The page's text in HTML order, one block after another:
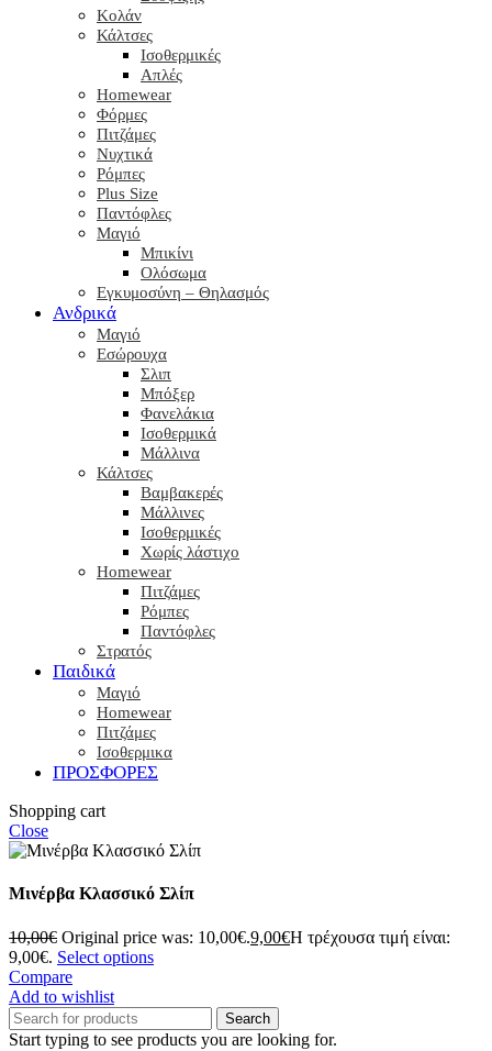
Κολάν
Κάλτσες
Ισοθερμικές
Απλές
Homewear
Φόρμες
Πιτζάμες
Νυχτικά
Ρόμπες
Plus Size
Παντόφλες
Μαγιό
Μπικίνι
Ολόσωμα
Εγκυμοσύνη – Θηλασμός
Ανδρικά
Μαγιό
Εσώρουχα
Σλιπ
Μπόξερ
Φανελάκια
Ισοθερμικά
Μάλλινα
Κάλτσες
Βαμβακερές
Μάλλινες
Ισοθερμικές
Χωρίς λάστιχο
Homewear
Πιτζάμες
Ρόμπες
Παντόφλες
Στρατός
Παιδικά
Μαγιό
Homewear
Πιτζάμες
Ισοθερμικα
ΠΡΟΣΦΟΡΕΣ
Shopping cart
Close
Μινέρβα Κλασσικό Σλίπ
10,00€ Original price was: 10,00€.9,00€Η τρέχουσα τιμή είναι:
9,00€. Select options
Compare
Add to wishlist
Search
Start typing to see products you are looking for.